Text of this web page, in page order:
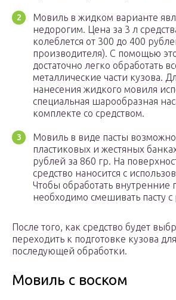
Мовиль в жидком варианте
недорогим. Цена за 3 л
колеблется от 300 до 400
производителя). С помощью
достаточно легко обработать
металлические части кузова.
нанесения жидкого мовиля
специальная шарообразная
комплекте со средством.
Мовиль в виде пасты
пластиковых и жестяных
рублей за 860 гр. На
средство наносится с
Чтобы обработать внутренние
необходимо смешивать пасту с
После того, как средство будет
переходить к подготовке кузова
последующей обработки.
Мовиль с воском